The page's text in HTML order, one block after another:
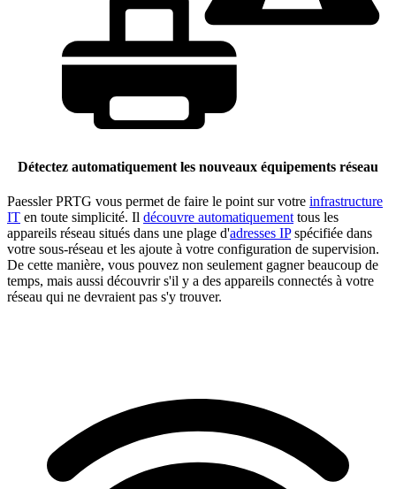
Détectez automatiquement les nouveaux équipements réseau
Paessler PRTG vous permet de faire le point sur votre infrastructure
IT en toute simplicité. Il découvre automatiquementtous les
appareils réseau situés dans une plage d'adresses IPspécifiée dans
votre sous-réseau et les ajoute à votre configuration de supervision.
De cette manière, vous pouvez non seulement gagner beaucoup de
temps, mais aussi découvrir s'il y a des appareils connectés à votre
réseau qui ne devraient pas s'y trouver.